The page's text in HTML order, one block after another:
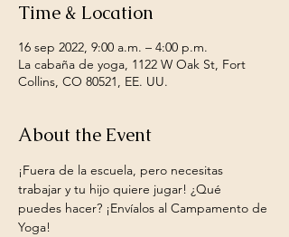
Time & Location
16 sep 2022, 9:00 a.m. – 4:00 p.m.
La cabaña de yoga, 1122 W Oak St, Fort
Collins, CO 80521, EE. UU.
About the Event
¡Fuera de la escuela, pero necesitas
trabajar y tu hijo quiere jugar! ¿Qué
puedes hacer? ¡Envíalos al Campamento de
Yoga!